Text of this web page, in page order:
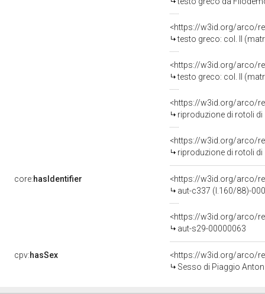
<https://w3id.org/arco/
testo greco: col. II
<https://w3id.org/arco/
testo greco: col. II
<https://w3id.org/arco/
riproduzione di rotoli
<https://w3id.org/arco/
riproduzione di rotoli
core:hasIdentifier
<https://w3id.org/arco/
aut-c337 (l.160/88)-
<https://w3id.org/arco/
aut-s29-00000063
cpv:hasSex
<https://w3id.org/arco/
Sesso di Piaggio